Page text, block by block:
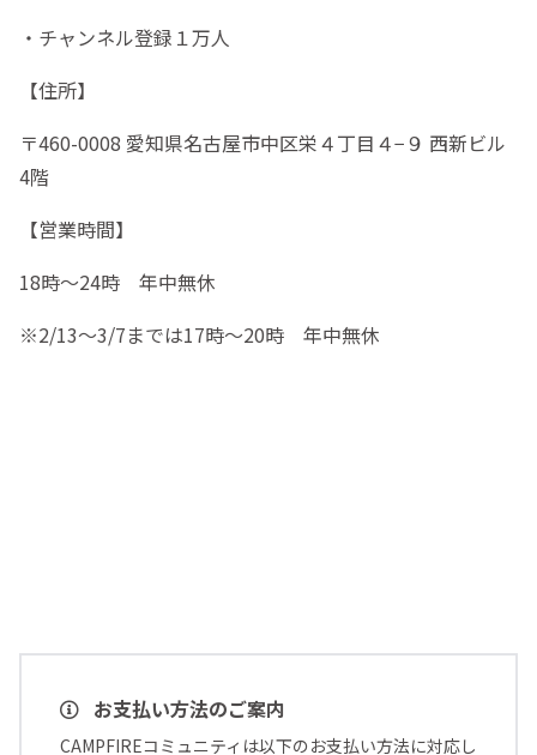
・チャンネル登録１万人
【住所】
〒460-0008 愛知県名古屋市中区栄４丁目４−９ 西新ビル
4階
【営業時間】
18時～24時 年中無休
※2/13～3/7までは17時～20時 年中無休
お支払い方法のご案内
CAMPFIREコミュニティは以下のお支払い方法に対応し